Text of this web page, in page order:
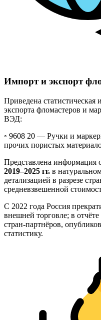
Импорт и экспорт
Приведена
экспорта фломастеров и
ВЭД:
◦ 9608 20 — Ручки и
прочих пористых
Представлена информация
2019–2025 гг. в
детализацией в разрезе
средневзвешенной
С 2022 года Россия
внешней торговле; в
стран-партнёров,
статистику.